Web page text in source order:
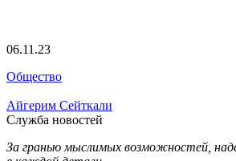
06.11.23
Общество
Айгерим Сейткали
Служба новостей
За гранью мыслимых возможностей,